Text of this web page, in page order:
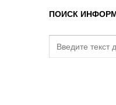
ПОИСК